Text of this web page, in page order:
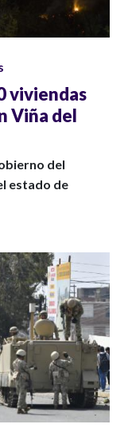
viviendas
Viña del
del
estado de